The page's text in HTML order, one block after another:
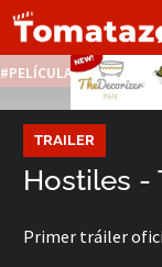
PELÍCULAS
TRAILER
Hostiles -
Primer tráiler